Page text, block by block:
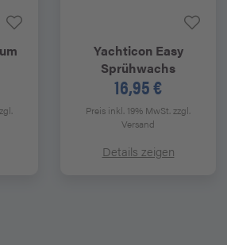
YachticonEasy
Sprühwachs
16,95 €
Preis inkl. 19% MwSt.zzgl.
Versand
Details zeigen